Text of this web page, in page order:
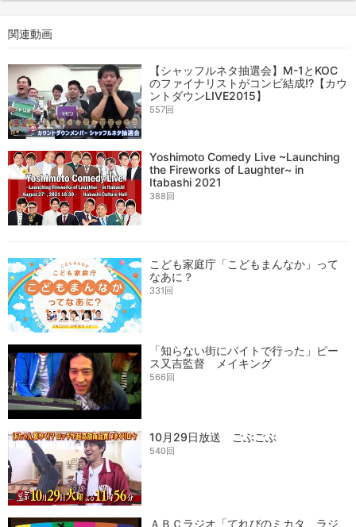
関連動画
【シャッフルネタ抽選会】M-1とKOC
のファイナリストがコンビ結成!?【カウ
ントダウンLIVE2015】
557回
Yoshimoto Comedy Live ~Launching
the Fireworks of Laughter~ in
Itabashi 2021
388回
こども家庭庁「こどもまんなか」って
なあに？
331回
「知らない街にバイトで行った」ピー
ス又吉監督 メイキング
566回
10月29日放送 ごぶごぶ
540回
ＡＢＣラジオ「てれびのミカタ ラジ